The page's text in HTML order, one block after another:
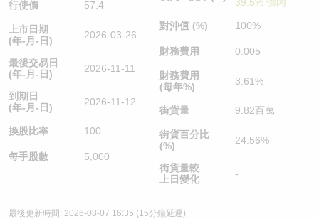
行使價 57.4
上市日期
(年-月-日)
2026-03-26
最後交易日
(年-月-日)
2026-11-11
到期日
(年-月-日)
2026-11-12
換股比率 100
每手股數 5,000
對沖值 (%) 100%
財務費用 0.005
財務費用
(每年%)
3.61%
街貨量 9.82百萬
街貨百分比
(%)
24.56%
街貨量較
上日變化
-
最後更新時間: 2026-08-07 16:35 (15分鐘延遲)